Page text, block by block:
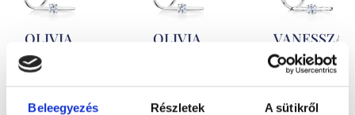
Beleegyezés Részletek A sütikről
OLIVIA
245.200
tól
OLIVIA
tól
VANESSZA
488.200Ft
tól